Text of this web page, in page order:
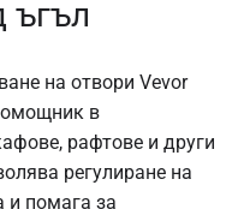
ъгъл
на отвори Vevor
в
рафтове и други
регулиране на
и помага за